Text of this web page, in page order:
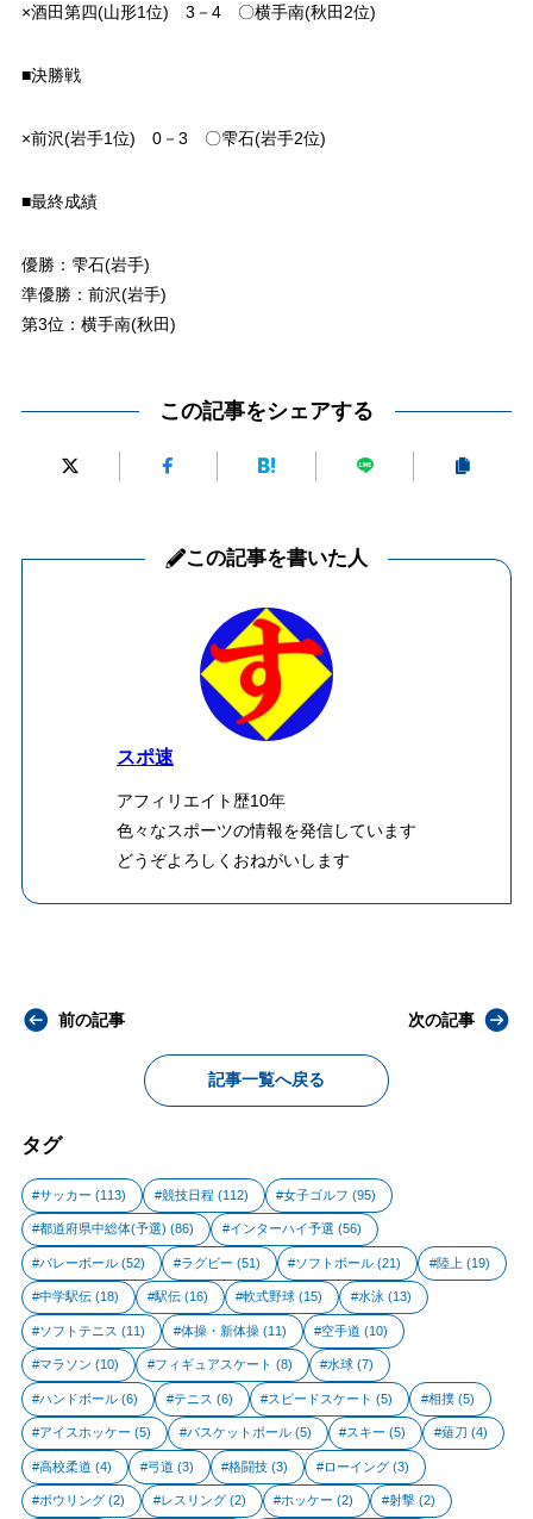
×酒田第四(山形1位) 3－4 〇横手南(秋田2位)
■決勝戦
×前沢(岩手1位) 0－3 〇雫石(岩手2位)
■最終成績
優勝：雫石(岩手)
準優勝：前沢(岩手)
第3位：横手南(秋田)
この記事をシェアする
この記事を書いた人
スポ速
アフィリエイト歴10年
色々なスポーツの情報を発信しています
どうぞよろしくおねがいします
前の記事
記事一覧へ戻る
次の記事
タグ
サッカー (113) 競技日程 (112) 女子ゴルフ (95)
都道府県中総体(予選) (86) インターハイ予選 (56)
バレーボール (52) ラグビー (51) ソフトボール (21) 陸上 (19)
中学駅伝 (18) 駅伝(16) 軟式野球 (15) 水泳 (13)
ソフトテニス (11) 体操・新体操(11) 空手道 (10)
マラソン (10) フィギュアスケート (8) 水球 (7)
ハンドボール (6) テニス (6) スピードスケート (5) 相撲(5)
アイスホッケー (5) バスケットボール(5) スキー (5) 薙刀 (4)
高校柔道 (4) 弓道 (3) 格闘技 (3) ローイング(3)
ボウリング (2) レスリング(2) ホッケー (2) 射撃(2)